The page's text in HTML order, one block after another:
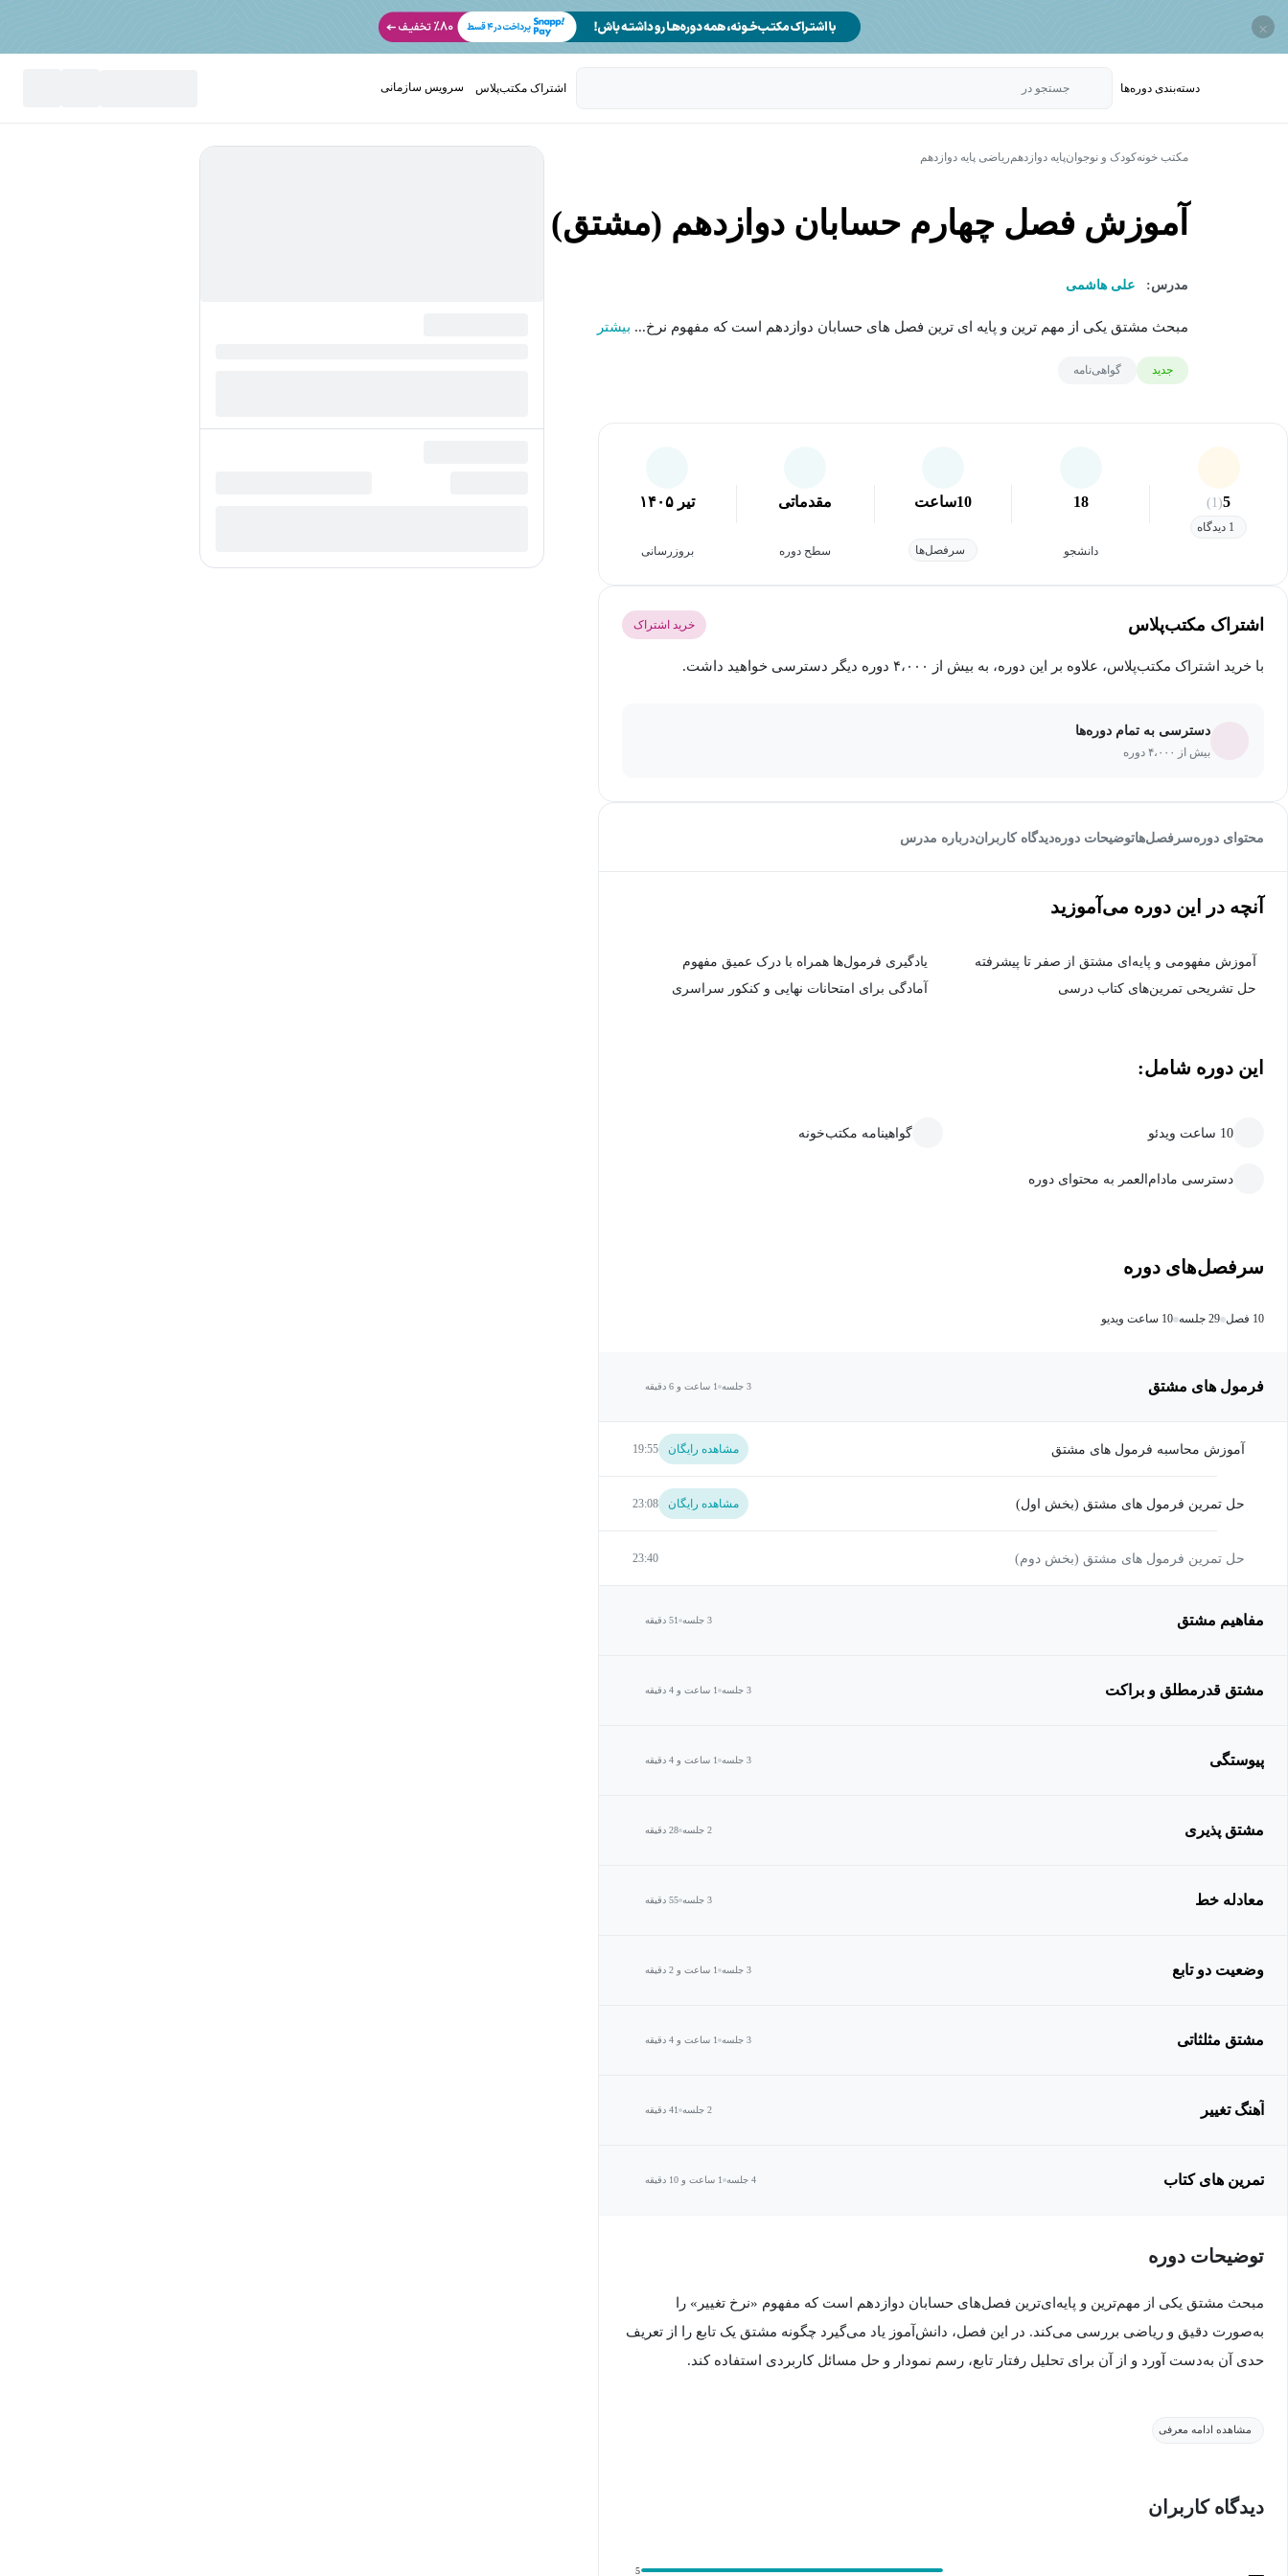
×
دسته‌بندی‌ دوره‌ها جستجو در اشتراک مکتب‌پلاس سرویس سازمانی
مکتب خونهکودک و نوجوانپایه دوازدهمریاضی پایه دوازدهم
آموزش فصل چهارم حسابان دوازدهم (مشتق)
مدرس: علی هاشمی
مبحث مشتق یکی از مهم ترین و پایه ای ترین فصل های حسابان دوازدهم است که مفهوم نرخ... بیشتر
جدید گواهی‌نامه
5
(1)
1 دیدگاه
18
دانشجو
10ساعت
سرفصل‌ها
مقدماتی
سطح دوره بروزرسانی
تیر ۱۴۰۵
اشتراک مکتب‌پلاس خرید اشتراک
با خرید اشتراک مکتب‌پلاس، علاوه بر این دوره، به بیش از ۴،۰۰۰ دوره دیگر دسترسی خواهید داشت.
دسترسی به تمام دوره‌ها
بیش از ۴،۰۰۰ دوره
محتوای دورهسرفصل‌هاتوضیحات دورهدیدگاه کاربراندرباره مدرس
آنچه در این دوره می‌آموزید
آموزش مفهومی و پایه‌ای مشتق از صفر تا پیشرفته
یادگیری فرمول‌ها همراه با درک عمیق مفهوم
حل تشریحی تمرین‌های کتاب درسی
آمادگی برای امتحانات نهایی و کنکور سراسری
این دوره شامل:
10 ساعت ویدئو گواهینامه مکتب‌خونه
دسترسی مادام‌العمر به محتوای دوره
سرفصل‌های دوره
10 فصل 29 جلسه 10 ساعت ویدیو
فرمول های مشتق 3 جلسه 1 ساعت و 6 دقیقه
آموزش محاسبه فرمول های مشتق مشاهده رایگان 19:55
حل تمرین فرمول های مشتق (بخش اول) مشاهده رایگان 23:08
حل تمرین فرمول های مشتق (بخش دوم) 23:40
مفاهیم مشتق 3 جلسه 51 دقیقه
مشتق قدرمطلق و براکت 3 جلسه 1 ساعت و 4 دقیقه
پیوستگی 3 جلسه 1 ساعت و 4 دقیقه
مشتق پذیری 2 جلسه 28 دقیقه
معادله خط 3 جلسه 55 دقیقه
وضعیت دو تابع 3 جلسه 1 ساعت و 2 دقیقه
مشتق مثلثاتی 3 جلسه 1 ساعت و 4 دقیقه
آهنگ تغییر 2 جلسه 41 دقیقه
تمرین های کتاب 4 جلسه 1 ساعت و 10 دقیقه
توضیحات دوره
مبحث مشتق یکی از مهم‌ترین و پایه‌ای‌ترین فصل‌های حسابان دوازدهم است که مفهوم «نرخ تغییر» را
به‌صورت دقیق و ریاضی بررسی می‌کند. در این فصل، دانش‌آموز یاد می‌گیرد چگونه مشتق یک تابع را از تعریف
حدی آن به‌دست آورد و از آن برای تحلیل رفتار تابع، رسم نمودار و حل مسائل کاربردی استفاده کند.
سرفصل‌های دوره:
مشاهده ادامه معرفی
دیدگاه کاربران
5